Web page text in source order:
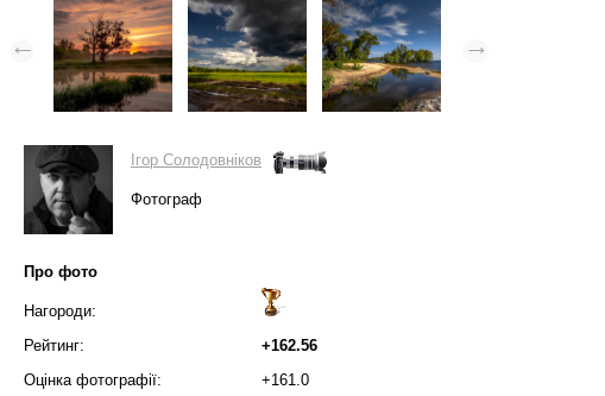
Ігор Солодовніков
Фотограф
Про фото
Нагороди:
Рейтинг:
+162.56
Оцінка фотографії:
+161.0